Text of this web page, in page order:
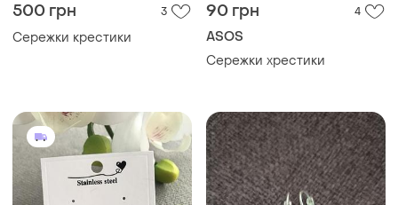
500 грн 3
Сережки крестики
90 грн 4
ASOS
Сережки хрестики